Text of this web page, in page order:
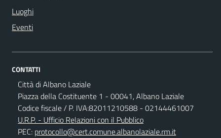
Luoghi
Eventi
CONTATTI
Città di Albano Laziale
Piazza della Costituente 1 - 00041, Albano Laziale
Codice fiscale / P. IVA:82011210588 - 02144461007
U.R.P. - Ufficio Relazioni con il Pubblico
PEC: protocollo@cert.comune.albanolaziale.rm.it